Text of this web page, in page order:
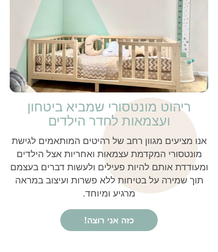
ריהוט מונטסורי שמביא ביטחון
ועצמאות לחדר הילדים
אנו מציעים מגוון רחב של רהיטים המותאמים לגישת
מונטסורי המקדמת עצמאות ואחריות אצל הילדים
ומעודדת אותם להיות פעילים ולעשות דברים בעצמם
תוך שמירה על בטיחות ללא פשרות ועיצוב במראה
מרגיע ומיוחד.
כזה אני רוצה!